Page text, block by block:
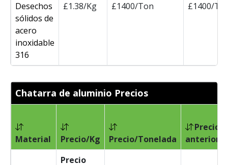
Desechos
sólidos de
acero
inoxidable
316
£1.38/Kg £1400/Ton £1400/
Chatarra de aluminio Precios
Material Precio/Kg Precio/Tonelada
Precio
anterior/
Precio